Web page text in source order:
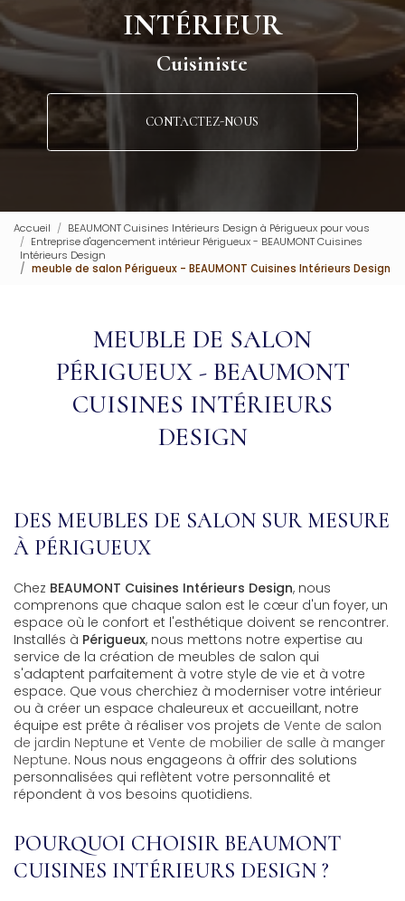
INTÉRIEUR
Cuisiniste
CONTACTEZ-NOUS
Accueil
BEAUMONT Cuisines Intérieurs Design à Périgueux pour vous
Entreprise d'agencement intérieur Périgueux - BEAUMONT Cuisines
Intérieurs Design
meuble de salon Périgueux - BEAUMONT Cuisines Intérieurs Design
MEUBLE DE SALON
PÉRIGUEUX - BEAUMONT
CUISINES INTÉRIEURS
DESIGN
DES MEUBLES DE SALON SUR MESURE
À PÉRIGUEUX
Chez BEAUMONT Cuisines Intérieurs Design, nous
comprenons que chaque salon est le cœur d'un foyer, un
espace où le confort et l'esthétique doivent se rencontrer.
Installés à Périgueux, nous mettons notre expertise au
service de la création de meubles de salon qui
s'adaptent parfaitement à votre style de vie et à votre
espace. Que vous cherchiez à moderniser votre intérieur
ou à créer un espace chaleureux et accueillant, notre
équipe est prête à réaliser vos projets de Vente de salon
de jardin Neptune et Vente de mobilier de salle à manger
Neptune. Nous nous engageons à offrir des solutions
personnalisées qui reflètent votre personnalité et
répondent à vos besoins quotidiens.
POURQUOI CHOISIR BEAUMONT
CUISINES INTÉRIEURS DESIGN ?